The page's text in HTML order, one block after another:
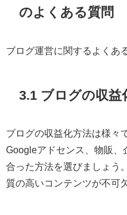
のよくある質問
ブログ運営に関するよくあ
3.1 ブログの収益
ブログの収益化方法は様々
Googleアドセンス、物販、
合った方法を選びましょう
質の高いコンテンツが不可